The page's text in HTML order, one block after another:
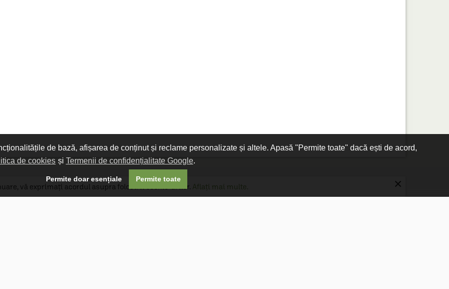
de bază, afișarea de conținut și reclame personalizate și altele. Apasă "Permite toate" dacă ești de acord,
de cookies și Termenii de confidențialitate Google.
Permite doar esențiale Permite toate
Livrare gratuită
vă exprimați acordul asupra folosirii cookie-urilor. Aflați mai multe. ×